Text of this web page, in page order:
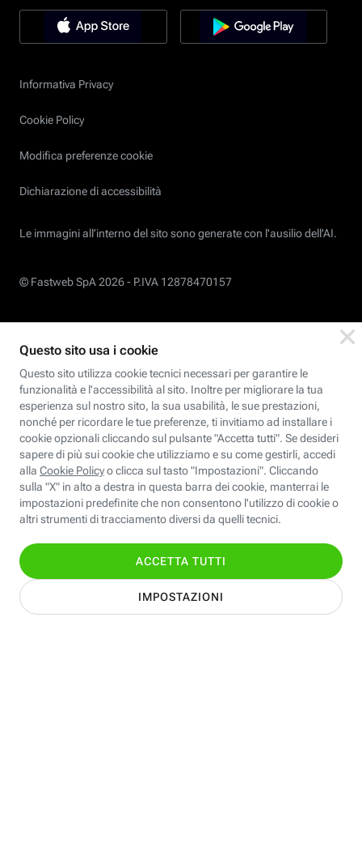
Informativa Privacy
Cookie Policy
Modifica preferenze cookie
Dichiarazione di accessibilità
Le immagini all’interno del sito sono generate con l'ausilio dell'AI.
© Fastweb SpA 2026 - P.IVA 12878470157